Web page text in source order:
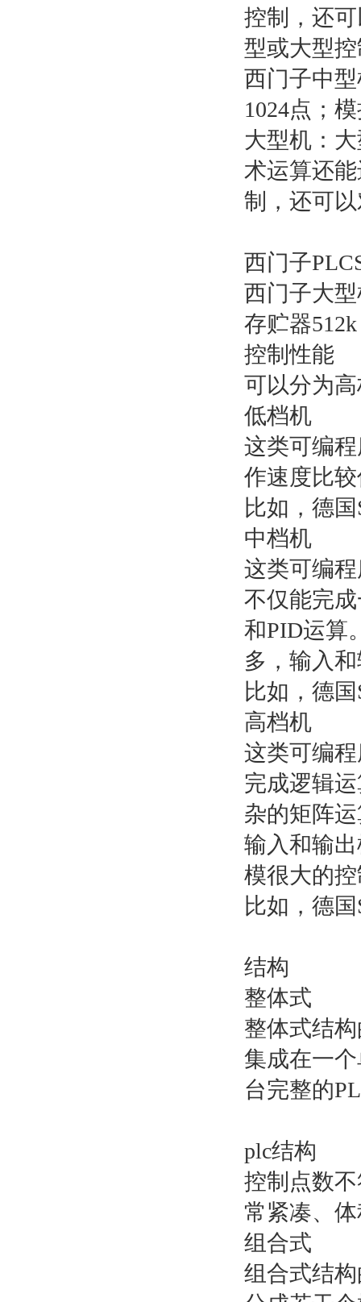
控制，还
型或大型
西门子中型
1024点；
大型机：
术运算还
制，还可
西门子
西门子大型
存贮器
控制性能
可以分为
低档机
这类可编
作速度比
比如，德
中档机
这类可编
不仅能完
和PID运算
多，输入
比如，德
高档机
这类可编
完成逻辑
杂的矩阵
输入和输
模很大的
比如，德
结构
整体式
整体式结
集成在一
台完整的
plc结构
控制点数
常紧凑、
组合式
组合式结